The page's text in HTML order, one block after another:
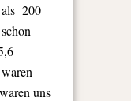
200
uns